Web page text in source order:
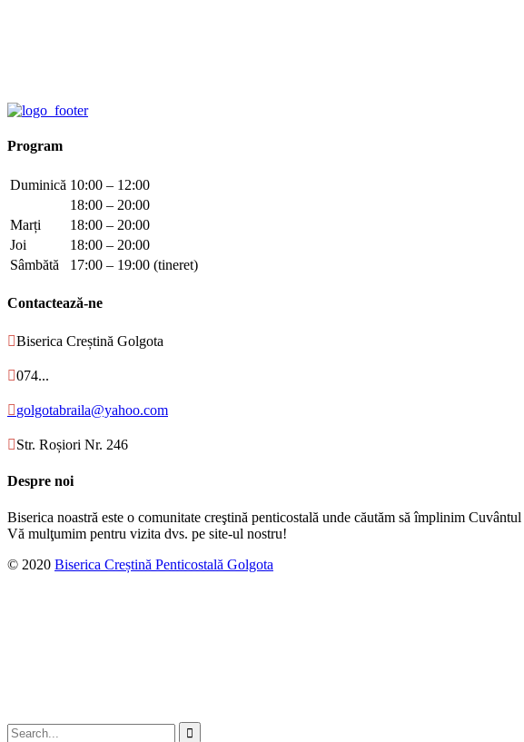
Program
Duminică 10:00 – 12:00
18:00 – 20:00
Marți
18:00 – 20:00
Joi
18:00 – 20:00
Sâmbătă
17:00 – 19:00 (tineret)
Contactează-ne
Biserica Creștină Golgota
074...
golgotabraila@yahoo.com
Str. Roșiori Nr. 246
Despre noi
Biserica noastră este o comunitate creştină penticostală unde căutăm să împlinim
Vă mulţumim pentru vizita dvs. pe site-ul nostru!
© 2020 Biserica Creștină Penticostală Golgota
